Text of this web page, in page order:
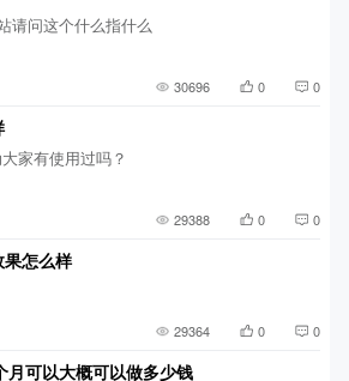
请问这个什么指什么
30696 0 0
家有使用过吗？
29388 0 0
怎么样
29364 0 0
月可以大概可以做多少钱